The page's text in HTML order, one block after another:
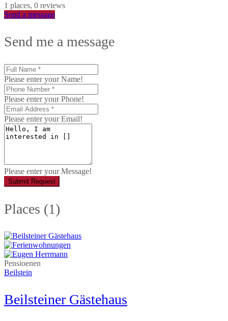
1 places, 0 reviews
Send a message
Send me a message
Please enter your Name!
Please enter your Phone!
Please enter your Email!
Please enter your Message!
Submit Request
Places (1)
Pensioenen
Beilstein
Beilsteiner Gästehaus